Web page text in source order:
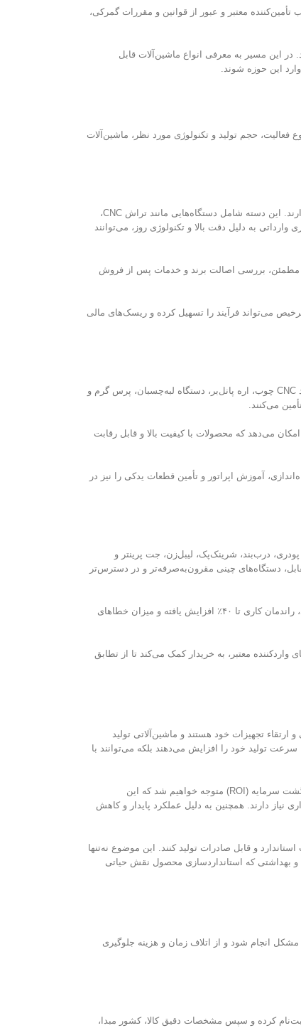
معتبر و عبور از قوانین و مقررات گمرکی،
در این مسیر به معرفی انواع ماشین‌آلات قابل
این حوزه شوند.
حجم تولید و تکنولوژی مورد نظر، ماشین‌آلات
ماشین‌آلات فلزکاری یکی از پرکاربردترین تجهیزات صنعتی در ایران هستند که در صنایعی نظیر خودروسازی، صنایع نظامی، قطعه‌سازی و سازه‌های فلزی کاربرد گسترده‌ای دارند. این دسته شامل دستگاه‌هایی مانند تراش CNC،
به دلیل دقت بالا و تکنولوژی روز، می‌توانند
مطمئن، بررسی اصالت برند و خدمات پس از فروش
می‌تواند فرآیند را تسهیل کرده و ریسک‌های مالی
در حوزه‌ی صنایع چوب، ماشین‌آلات وارداتی از اهمیت بسزایی برخوردارند؛ زیرا دقت و کیفیت ابزارآلات داخلی پاسخگوی نیاز تولیدکنندگان حرفه‌ای نیست. دستگاه‌هایی مانند CNC چوب، اره پانل‌بر، دستگاه لبه‌چسبان، پرس گرم و
می‌دهد که محصولات با کیفیت بالا و قابل رقابت
آموزش اپراتور و تأمین قطعات یدکی را نیز در
درب‌بند، شرینک‌پک، لیبل‌زن، جت پرینتر و
دستگاه‌های چینی مقرون‌به‌صرفه‌تر و در دسترس‌تر
مزیت اصلی این تجهیزات در افزایش سرعت تولید، یکنواختی در بسته‌بندی و کاهش نیروی انسانی است. در بسیاری از کارخانه‌های ایرانی، با به‌روزرسانی خطوط بسته‌بندی، راندمان کاری تا ۴۰٪ افزایش یافته و میزان خطاهای
معتبر، به خریدار کمک می‌کند تا از تطابق
تجهیزات خود هستند و ماشین‌آلاتی تولید
تولید خود را افزایش می‌دهند بلکه می‌توانند با
است. اگرچه ممکن است در نگاه اول واردات دستگاه‌های صنعتی هزینه‌بر به نظر برسد، اما با محاسبه دقیق بازگشت سرمایه (ROI) متوجه خواهیم شد که این
نیاز دارند. همچنین به دلیل عملکرد پایدار و کاهش
و قابل صادرات تولید کنند. این موضوع نه‌تنها
و بهداشتی که استانداردسازی محصول نقش حیاتی
انجام شود و از اتلاف زمان و هزینه جلوگیری
ثبت‌نام کرده و سپس مشخصات دقیق کالا، کشور مبدا،